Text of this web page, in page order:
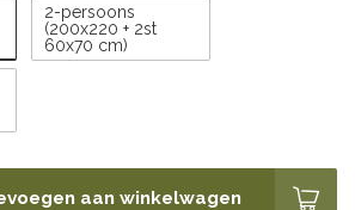
2-persoons
(200x220 + 2st
60x70 cm)
aan winkelwagen